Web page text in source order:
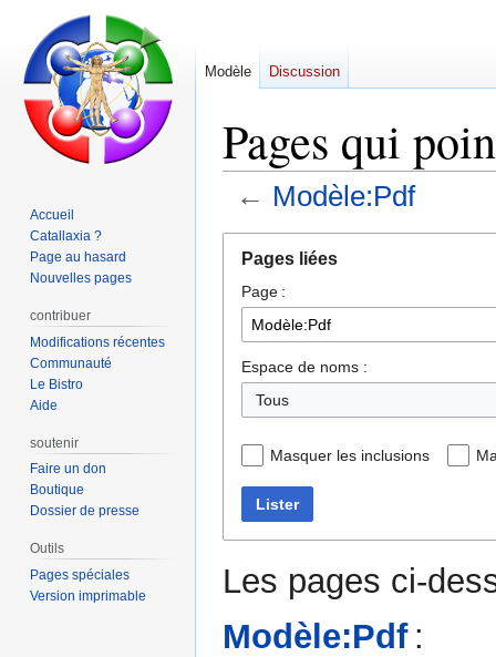
Pages qui
← Modèle:Pdf
navigation
recherche
Pages liées
Page :
Espace de noms :
Tous
Masquer les inclusions
Lister
Les pages ci-
Modèle:Pdf:
Modèle Discussion
Accueil
Catallaxia ?
Page au hasard
Nouvelles pages
contribuer
Modifications récentes
Communauté
Le Bistro
Aide
soutenir
Faire un don
Boutique
Dossier de presse
Outils
Pages spéciales
Version imprimable